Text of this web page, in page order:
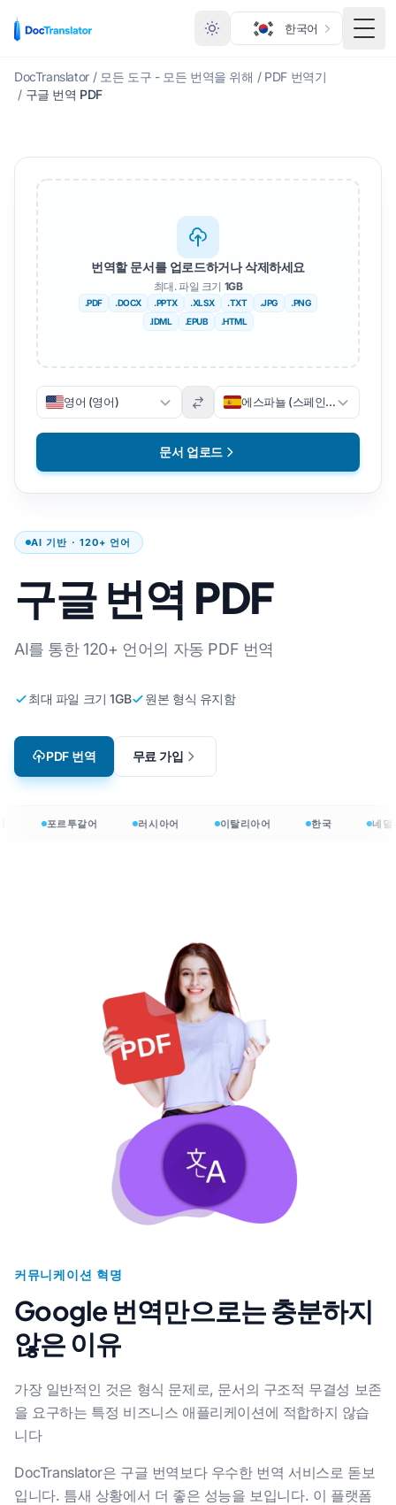
한국어
메뉴
DocTranslator / 모든 도구 - 모든 번역을 위해 / PDF 번역기
/ 구글 번역 PDF
AI 기반 · 120+ 언어
구글 번역 PDF
AI를 통한 120+ 언어의 자동 PDF 번역
최대 파일 크기 1GB 원본 형식 유지함
PDF 번역 무료 가입
번역할 문서를 업로드하거나 삭제하세요
최대. 파일 크기 1GB
.PDF .DOCX .PPTX .XLSX .TXT .JPG
.PNG
.IDML
.EPUB .HTML
영어 (영어) 에스파뇰 (스페인어)
문서 업로드
포르투갈어 러시아어 이탈리아어 한국 네덜
커뮤니케이션 혁명
Google 번역만으로는 충분하지
않은 이유
가장 일반적인 것은 형식 문제로, 문서의 구조적 무결성 보존
을 요구하는 특정 비즈니스 애플리케이션에 적합하지 않습
니다
DocTranslator은 구글 번역보다 우수한 번역 서비스로 돋보
입니다. 틈새 상황에서 더 좋은 성능을 보입니다. 이 플랫폼